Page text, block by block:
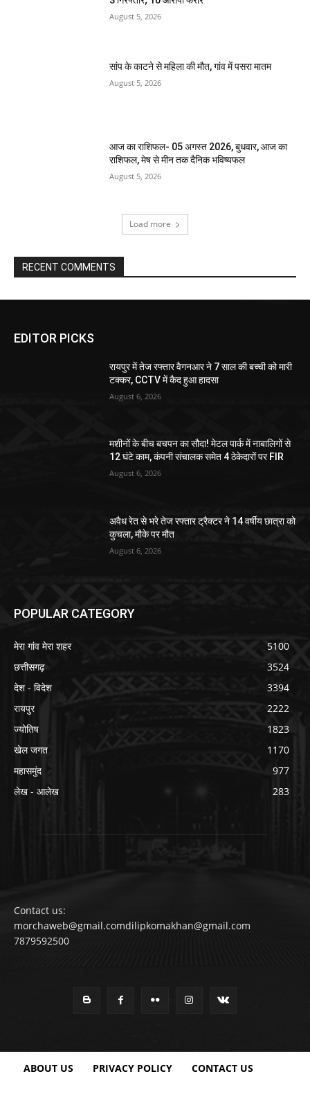
August 5, 2026
सांप के काटने से महिला की मौत, गांव में पसरा मातम
August 5, 2026
आज का राशिफल- 05 अगस्त 2026, बुधवार, आज का
राशिफल, मेष से मीन तक दैनिक भविष्यफल
August 5, 2026
Load more
RECENT COMMENTS
EDITOR PICKS
रायपुर में तेज रफ्तार वैगनआर ने 7 साल की बच्ची को मारी
टक्कर, CCTV में कैद हुआ हादसा
August 6, 2026
मशीनों के बीच बचपन का सौदा! मेटल पार्क में नाबालिगों से
12 घंटे काम, कंपनी संचालक समेत 4 ठेकेदारों पर FIR
August 6, 2026
अवैध रेत से भरे तेज रफ्तार ट्रैक्टर ने 14 वर्षीय छात्रा को
कुचला, मौके पर मौत
August 6, 2026
POPULAR CATEGORY
मेरा गांव मेरा शहर
5100
छत्तीसगढ़
3524
देश - विदेश
3394
रायपुर
2222
ज्योतिष
1823
खेल जगत
1170
महासमुंद
977
लेख - आलेख
283
Contact us:
morchaweb@gmail.comdilipkomakhan@gmail.com
7879592500
ABOUT US PRIVACY POLICY CONTACT US